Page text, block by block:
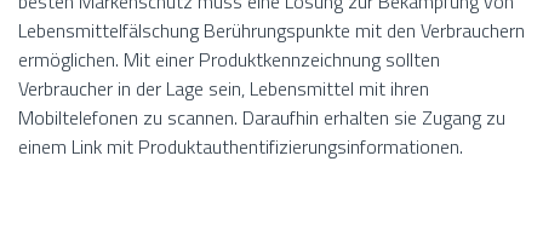
Lebensmittelfälschung Berührungspunkte mit den Verbrauchern
ermöglichen. Mit einer Produktkennzeichnung sollten
Verbraucher in der Lage sein, Lebensmittel mit ihren
Mobiltelefonen zu scannen. Daraufhin erhalten sie Zugang zu
einem Link mit Produktauthentifizierungsinformationen.